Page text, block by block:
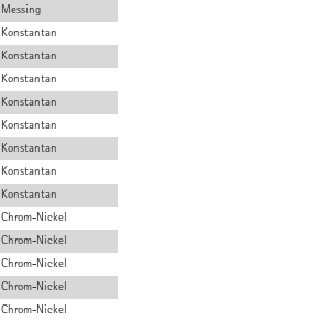
Messing
Konstantan
Konstantan
Konstantan
Konstantan
Konstantan
Konstantan
Konstantan
Konstantan
Chrom-Nickel
Chrom-Nickel
Chrom-Nickel
Chrom-Nickel
Chrom-Nickel